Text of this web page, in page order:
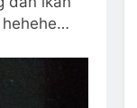
hehehe…